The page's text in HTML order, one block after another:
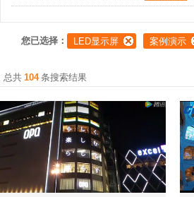
您已选择： LED显示屏 案例演示
总共 104 条搜索结果